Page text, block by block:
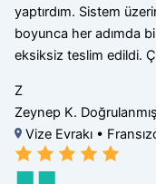
yaptırdım. Sistem
boyunca her adımda
eksiksiz teslim edildi.
Z
Zeynep K.
Vize Evrakı •